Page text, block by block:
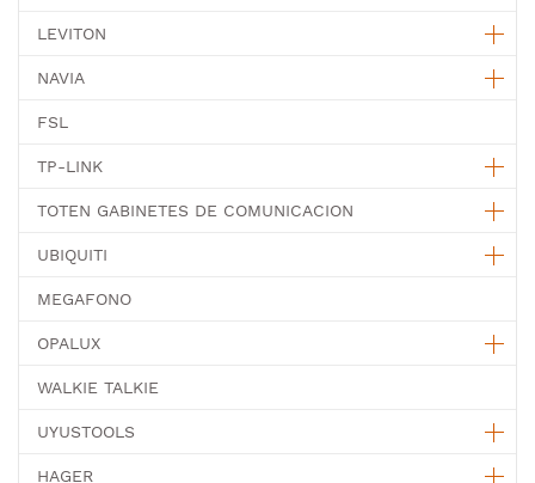
LEVITON
NAVIA
FSL
TP-LINK
TOTEN GABINETES DE COMUNICACION
UBIQUITI
MEGAFONO
OPALUX
WALKIE TALKIE
UYUSTOOLS
HAGER